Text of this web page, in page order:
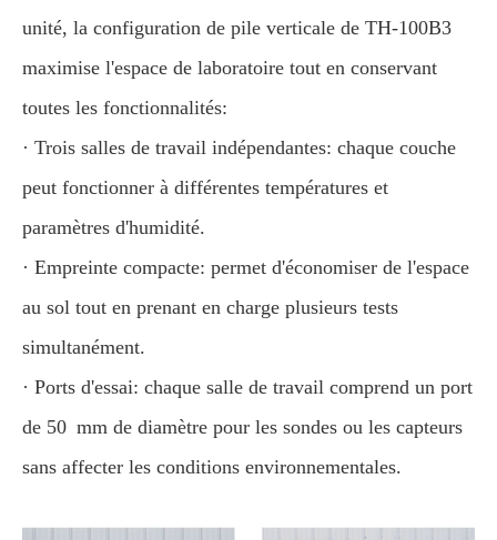
unité, la configuration de pile verticale de TH-100B3
maximise l'espace de laboratoire tout en conservant
toutes les fonctionnalités:
· Trois salles de travail indépendantes: chaque couche
peut fonctionner à différentes températures et
paramètres d'humidité.
· Empreinte compacte: permet d'économiser de l'espace
au sol tout en prenant en charge plusieurs tests
simultanément.
· Ports d'essai: chaque salle de travail comprend un port
de 50 mm de diamètre pour les sondes ou les capteurs
sans affecter les conditions environnementales.